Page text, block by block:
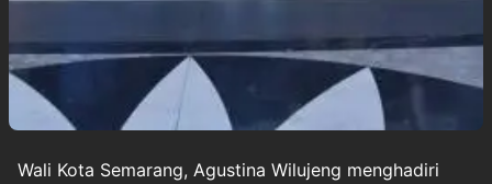
Wali Kota Semarang, Agustina Wilujeng menghadiri